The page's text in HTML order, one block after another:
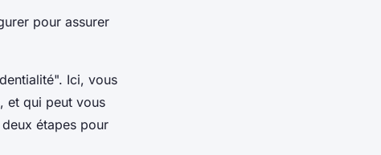
pour assurer
Ici, vous
et qui peut vous
étapes pour